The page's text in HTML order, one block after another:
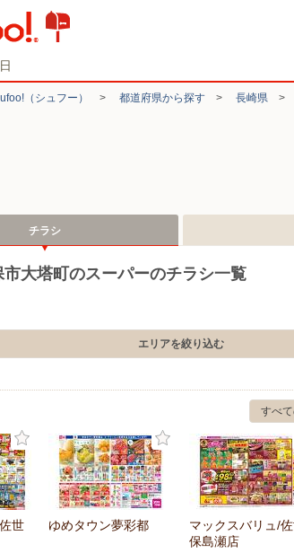
（シュフー） > 都道府県から探す > 長崎県 >
チラシ
大塔町のスーパーのチラシ一覧
エリアを絞り込む
すべ
世
ゆめタウン夢彩都
マックスバリュ/
保島瀬店